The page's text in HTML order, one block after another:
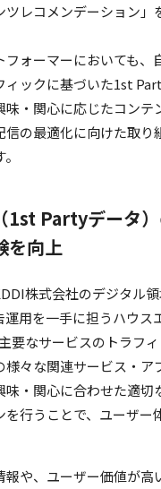
ツレコメンデーション」
フォーマーにおいても、
ィックに基づいた1st
味・関心に応じたコンテ
信の最適化に向けた取り
1st Partyデータ
を向上
株式会社のデジタル
運用を一手に担うハウス
要なサービスのトラフ
様々な関連サービス・ア
味・関心に合わせた適切
を行うことで、ユーザー
報や、ユーザー価値が高